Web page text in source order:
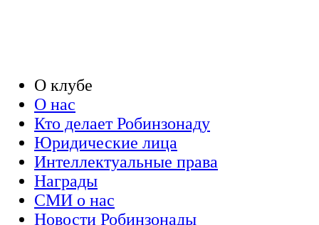
О клубе
О нас
Кто делает Робинзонаду
Юридические лица
Интеллектуальные права
Награды
СМИ о нас
Новости Робинзонады